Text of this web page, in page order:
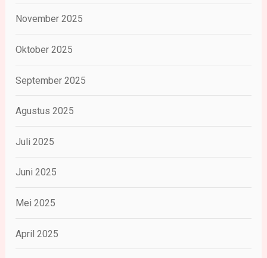
November 2025
Oktober 2025
September 2025
Agustus 2025
Juli 2025
Juni 2025
Mei 2025
April 2025